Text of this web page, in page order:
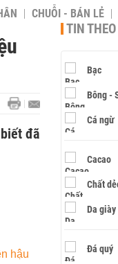
CHUỖI - BÁN LẺ
đã
TIN
Bạc
Bông -
Cá ngừ
Cacao
Chất
Da giày
Đá quý